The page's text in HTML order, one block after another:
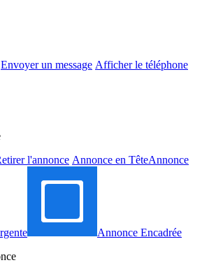
Envoyer un message Afficher le téléphone
l'annonce Annonce en TêteAnnonce
Annonce Encadrée